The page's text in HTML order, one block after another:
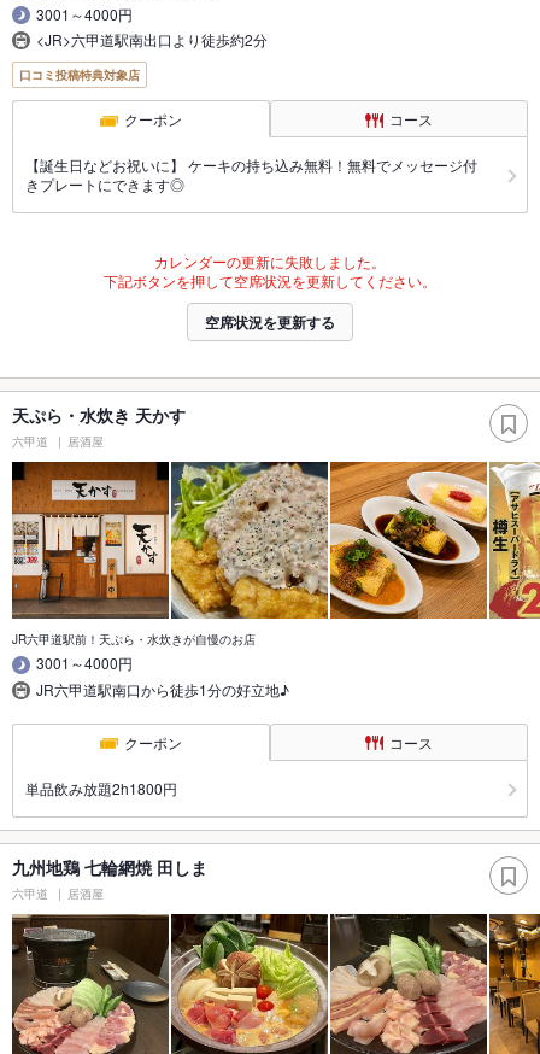
3001～4000円
<JR>六甲道駅南出口より徒歩約2分
口コミ投稿特典対象店
クーポン コース
【誕生日などお祝いに】 ケーキの持ち込み無料！無料でメッセージ付
きプレートにできます◎
カレンダーの更新に失敗しました。
下記ボタンを押して空席状況を更新してください。
空席状況を更新する
天ぷら・水炊き 天かす
六甲道 居酒屋
JR六甲道駅前！天ぷら・水炊きが自慢のお店
3001～4000円
JR六甲道駅南口から徒歩1分の好立地♪
クーポン コース
単品飲み放題2h1800円
九州地鶏 七輪網焼 田しま
六甲道 居酒屋